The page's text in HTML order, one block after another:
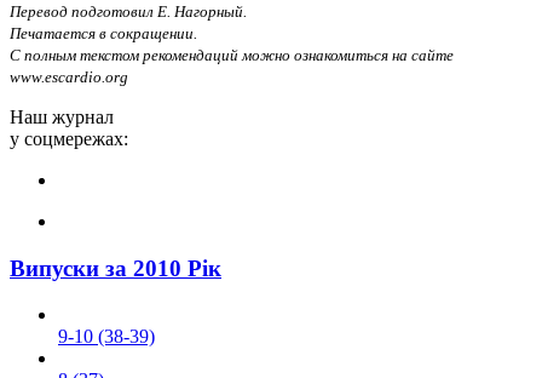
Перевод подготовил Е. Нагорный.
Печатается в сокращении.
С полным текстом рекомендаций можно ознакомиться на сайте
www.escardio.org
Наш журнал
у соцмережах:
Випуски за 2010 Рік
9-10 (38-39)